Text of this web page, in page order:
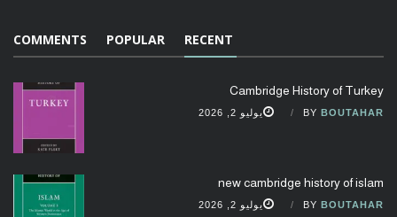
RECENT
POPULAR
COMMENTS
Cambridge History of Turkey
BY BOUTAHAR يوليو 2, 2026
new cambridge history of islam
BY BOUTAHAR يوليو 2, 2026